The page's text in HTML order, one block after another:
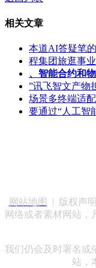
相关文章
本道AI答疑笔
程集团旅逛事
、智能合约和
”讯飞智文产物
场景多终端适配
要通过“人工智
网站地图
| 版权声
网络或者素材网站，
我们仍会及时署名或
站，